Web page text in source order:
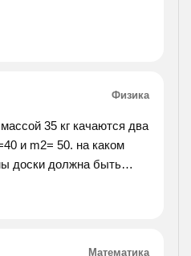
Физика
35 кг качаются два
и m2= 50. на каком
доски должна быть
Математика